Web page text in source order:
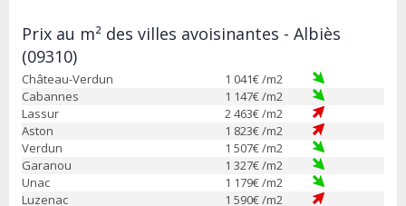
Prix au m² des villes avoisinantes - Albiès
(09310)
Château-Verdun 1 041€ /m2
Cabannes
1 147€ /m2
Lassur
2 463€ /m2
Aston
1 823€ /m2
Verdun
1 507€ /m2
Garanou
1 327€ /m2
Unac
1 179€ /m2
Luzenac
1 590€ /m2